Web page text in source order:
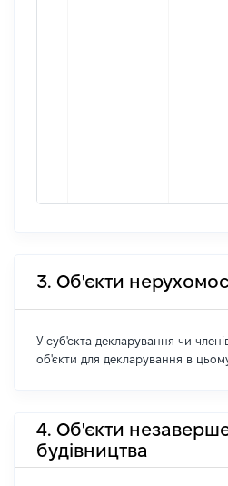
3. Об'єкти
У суб'єкта декларування чи членів
об'єкти для декларування в цьому
4. Об'єкти
будівництва